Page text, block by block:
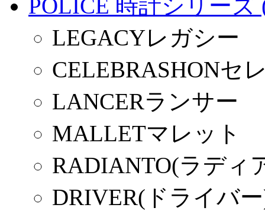
POLICE 時計シリーズ
LEGACYレガシー
CELEBRASHONセ
LANCERランサー
MALLETマレット
RADIANTO(ラディ
DRIVER(ドライバ